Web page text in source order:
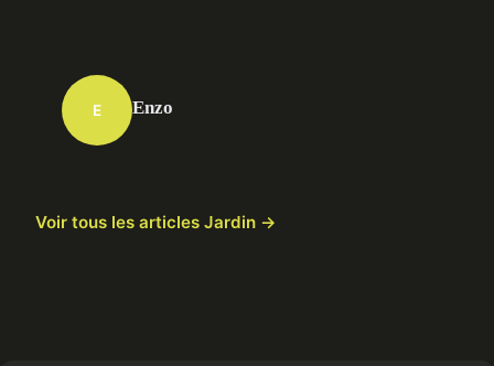
E Enzo
Voir tous les articles Jardin →